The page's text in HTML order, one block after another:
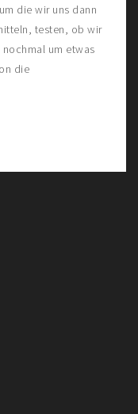
die wir uns dann
testen, ob wir
um etwas
die